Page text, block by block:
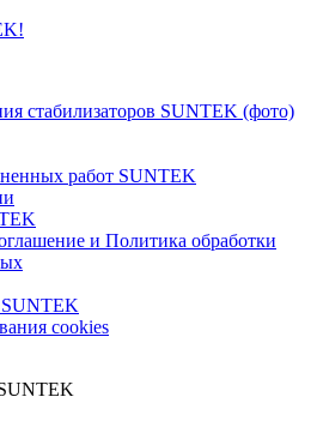
стабилизаторов SUNTEK (фото)
работ SUNTEK
и Политика обработки
cookies